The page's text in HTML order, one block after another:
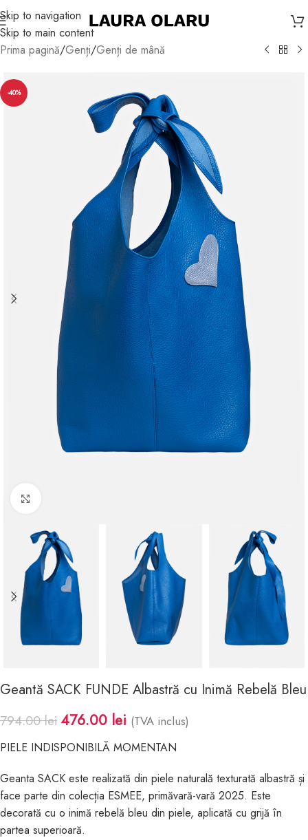
Skip to navigation
Skip to main content
Prima pagină/Genți/Genți de mână
-40%
Geantă SACK FUNDE Albastră cu Inimă Rebelă Bleu
794.00lei 476.00 lei (TVA inclus)
PIELE INDISPONIBILĂ MOMENTAN
Geanta SACK este realizată din piele naturală texturată albastră și
face parte din colecția ESMEE, primăvară-vară 2025. Este
decorată cu o inimă rebelă bleu din piele, aplicată cu grijă în
partea superioară.